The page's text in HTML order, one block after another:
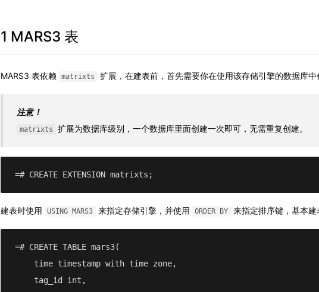
1 MARS3 表
MARS3 表依赖 matrixts 扩展，在建表前，首先需要你在使用该存储引擎的数据库中
注意！
matrixts 扩展为数据库级别，一个数据库里面创建一次即可，无需重复创建。
=# CREATE EXTENSION matrixts;
建表时使用 USING MARS3 来指定存储引擎，并使用 ORDER BY 来指定排序键，基本建
=# CREATE TABLE mars3(
    time timestamp with time zone,
    tag_id int,